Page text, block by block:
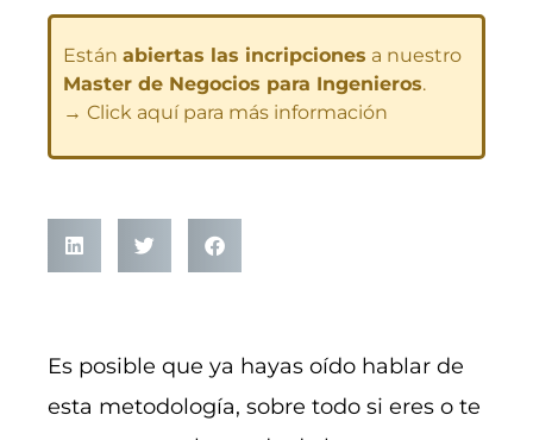
Están abiertas las incripciones a nuestro
Master de Negocios para Ingenieros.
→ Click aquí para más información
Es posible que ya hayas oído hablar de
esta metodología, sobre todo si eres o te